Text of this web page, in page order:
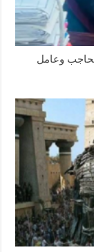
غمزة بـ”100 جنيه للحاجب وعامل